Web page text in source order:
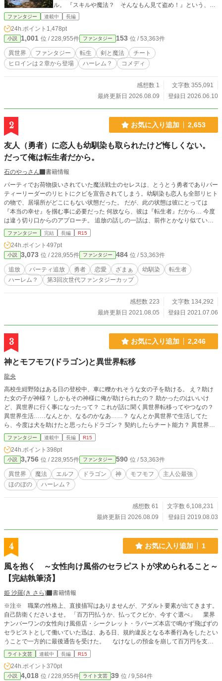
ル。 『スキルや魔法？ そんなもん見て盗め！』という、料
理人の世界みたいな能力だった。 異世界転生ものを前世で貪
どう生きていくのか。 元サラリーマンが夢にまで見た大冒険
が、辺境の農村で幕を開ける！ ※毎日２１時更新です 本作
は、カクヨム・小説家になろうにも掲載中の連載作品です。
ファンタジー 連載中 長編
24h.ポイント 1,478pt
小説 1,001 位 / 228,955件 ファンタジー 153 位 / 53,363件
異世界 ファンタジー 転生 剣と魔法
チート
ヒロインは２章から登場
ハーレム？ コメディ
感想数 1
文字数 355,091
最終更新日 2026.08.09
登録日 2026.06.10
2 お気に入り追加 2,653
友人（勇者）に恋人も幼馴染も取られたけど悔しくない。
だって俺は転生者だから。
石のやっさん
書籍情報
パーティでお荷物扱いされていた魔法戦士のセレスは、とうとう勇者でありパー
ティーリーダーのリヒトにクビを宣告されてしまう。幼馴染も恋人も全部リヒト
の物で、居場所がどこにもない状態だった。 だが、此の状態は彼にとっては
『本当の幸せ』を掴む事に必要だった 何故なら、彼は『転生者』だから… 今度
は違う切り口からのアプローチ。 追放の話しの一話は、前作とかなり似ていま
すが2話からは、かなり変わります。 こうご期待。
ファンタジー 完結 長編 R15
24h.ポイント 497pt
小説 3,073 位 / 228,955件 ファンタジー 484 位 / 53,363件
追放 パーティ追放 勇者 恋愛 ざまぁ 幼馴染
転生者
ハーレム？
第3回次世代ファンタジーカップ
感想数 223
文字数 134,292
最終更新日 2021.08.05
登録日 2021.07.06
3 お気に入り追加 2,246
神とモフモフ(ドラゴン)と異世界転移
龍央
高校生紺野陸はある日の登校中、車に轢かれそうな女の子を助ける。 え？助け
た女の子が神様？ しかもその神様に俺が助けられたの？ 助かったのはいいけ
ど、異世界に行く事になったって？ これが話に聞く異世界転移ってやつなの？
異世界生活……なんとか、なるのかなあ……？ なんとか異世界で生活してた
ら、今度は犬を助けたと思ったらドラゴン？ 契約したらチート能力？ 異世界で
俺は何かをしたいとは思っていたけど、色々と盛り過ぎじゃないかな？ ちょっ
と待って、このドラゴン凄いモフモフじゃない？ 平凡で何となく生きていたモ
フモフ好きな学生が異世界転移でドラゴンや神様とあれやこれやしていくお話
し。 基本シリアス少な目、モフモフ成分有りで書いていこうと思います。 女性
キャラが多いため、様々なご指摘があったので念のため、タグに【ハーレム？】
を追加致しました。 ９/１８よりエルフの出るお話になりましたのでタグにエル
フを追加致しました。 1話2800文字～3500文字以内で投稿させていただきま
ファンタジー 連載中 長編 R15
24h.ポイント 398pt
小説 3,756 位 / 228,955件 ファンタジー 590 位 / 53,363件
異世界 魔法 エルフ ドラゴン 神 モフモフ
主人公最強
ほのぼの
ハーレム？
感想数 61
文字数 6,108,231
最終更新日 2026.08.09
登録日 2019.08.03
4 お気に入り追加 1
風を抱く ～女性向け風俗のセラピストが求められること～
【完結執筆済】
姫 沙羅(き さら)
書籍情報
※注※ 職業の性格上、直接描写はありませんが、アダルト要素が出てきます。
自己防衛くださいませ。 「百万円払うか、払ってクビか、今すぐ選べ」 業界
ナンバーワンの女性向け風俗店・シークレット・ラバーズ本店で鳴かず飛ばずの
セラピストとして働いていた迅は、ある日、規約違反となる本番行為をしたとい
うことで一方的に最後通告を受けた。 なけなしの預金を崩して百万円を支払
い、最後のお客様を迎えた時。迅の人生は大きく動き出す。 「私と一緒に新し
い店を立ち上げない？」 集まらないセラピスト。育たない新人。厳しい評
価。クレーム。そして、百万円の闇――……。 新しく出会った仲間たちと共
に様々な困難を乗り越え、業界へ新しい風を吹かせるべく奮闘した先に迎える結
ライト文芸 連載中 長編 R15
24h.ポイント 370pt
小説 4,018 位 / 228,955件 ライト文芸 39 位 / 9,584件